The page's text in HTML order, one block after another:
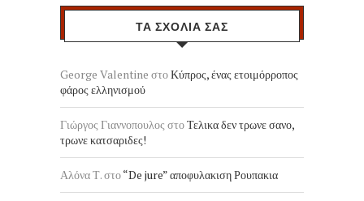
ΤΑ ΣΧΟΛΙΑ ΣΑΣ
George Valentine στοΚύπρος, ένας ετοιμόρροπος
φάρος ελληνισμού
Γιώργος Γιαννοπουλος στοΤελικα δεν τρωνε σανο,
τρωνε κατσαριδες!
Αλόνα Τ.στο“De jure” αποφυλακιση Ρουπακια